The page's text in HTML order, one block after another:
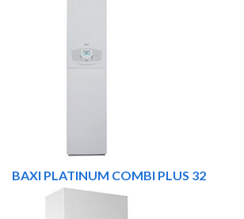
BAXI PLATINUM COMBI PLUS 32